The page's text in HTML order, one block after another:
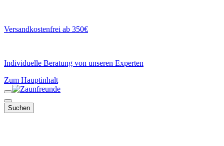
Versandkostenfrei ab 350€
Individuelle Beratung von unseren Experten
Zum Hauptinhalt
Suchen